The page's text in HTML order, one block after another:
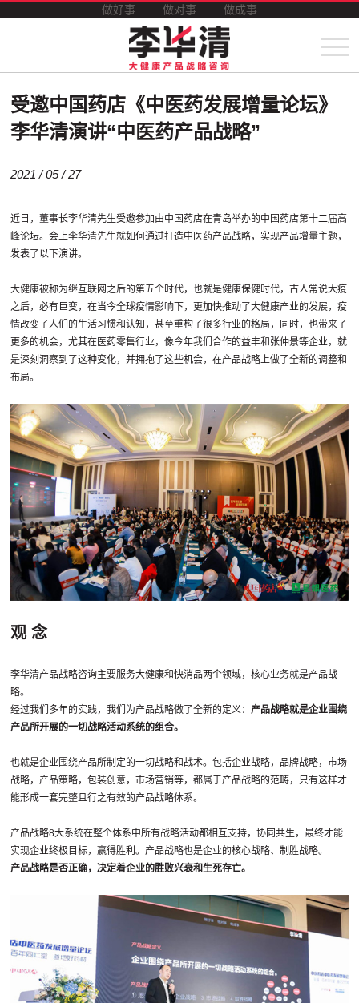
做好事 做对事 做成事
受邀中国药店《中医药发展增量论坛》
李华清演讲“中医药产品战略”
2021 / 05 / 27
近日，董事长李华清先生受邀参加由中国药店在青岛举办的中国药店第十二届高
峰论坛。会上李华清先生就如何通过打造中医药产品战略，实现产品增量主题，
发表了以下演讲。
大健康被称为继互联网之后的第五个时代，也就是健康保健时代，古人常说大疫
之后，必有巨变，在当今全球疫情影响下，更加快推动了大健康产业的发展，疫
情改变了人们的生活习惯和认知，甚至重构了很多行业的格局，同时，也带来了
更多的机会，尤其在医药零售行业，像今年我们合作的益丰和张仲景等企业，就
是深刻洞察到了这种变化，并拥抱了这些机会，在产品战略上做了全新的调整和
布局。
观 念
李华清产品战略咨询主要服务大健康和快消品两个领域，核心业务就是产品战
略。
经过我们多年的实践，我们为产品战略做了全新的定义：产品战略就是企业围绕
产品所开展的一切战略活动系统的组合。
也就是企业围绕产品所制定的一切战略和战术。包括企业战略，品牌战略，市场
战略，产品策略，包装创意，市场营销等，都属于产品战略的范畴，只有这样才
能形成一套完整且行之有效的产品战略体系。
产品战略8大系统在整个体系中所有战略活动都相互支持，协同共生，最终才能
实现企业终极目标，赢得胜利。产品战略也是企业的核心战略、制胜战略。
产品战略是否正确，决定着企业的胜败兴衰和生死存亡。